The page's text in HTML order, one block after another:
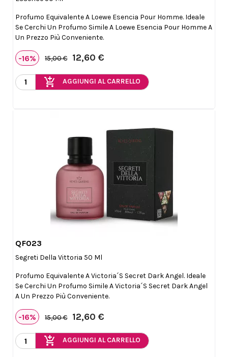
Profumo Equivalente A Loewe Esencia Pour Homme. Ideale
Se Cerchi Un Profumo Simile A Loewe Esencia Pour Homme A
Un Prezzo Più Conveniente.
-16% 15,00 € 12,60 €
add_shopping_cart AGGIUNGI AL CARRELLO
QF023
Segreti Della Vittoria 50 Ml
Profumo Equivalente A Victoria´s Secret Dark Angel. Ideale
Se Cerchi Un Profumo Simile A Victoria´s Secret Dark Angel
A Un Prezzo Più Conveniente.
-16% 15,00 € 12,60 €
add_shopping_cart AGGIUNGI AL CARRELLO